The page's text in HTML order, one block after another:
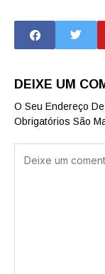
circuito
DEIXE UM
O Seu Endereço
Obrigatórios São